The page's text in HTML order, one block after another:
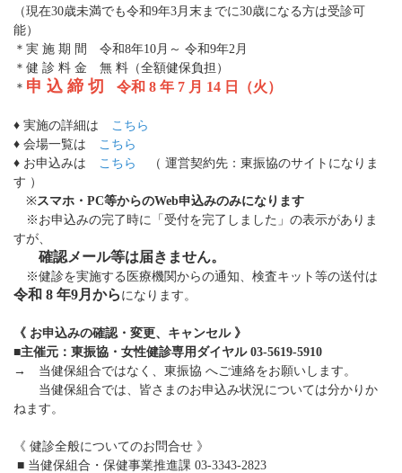
（現在30歳未満でも令和9年3月末までに30歳になる方は受診可
能）
＊実 施 期 間 令和8年10月～ 令和9年2月
＊健 診 料 金 無 料（全額健保負担）
＊ 申 込 締 切 令和 8 年 7 月 14 日（火）
♦ 実施の詳細は
こちら
♦ 会場一覧は
こちら
♦ お申込みは
こちら
（ 運営契約先：東振協のサイトになりま
す ）
※スマホ・PC等からのWeb申込みのみになります
※お申込みの完了時に「受付を完了しました」の表示がありま
すが、
確認メール等は届きません。
※健診を実施する医療機関からの通知、検査キット等の送付は
令和 8 年9月からになります。
《 お申込みの確認・変更、キャンセル 》
■主催元：東振協・女性健診専用ダイヤル 03-5619-5910
→ 当健保組合ではなく、東振協 へご連絡をお願いします。
当健保組合では、皆さまのお申込み状況については分かりか
ねます。
《 健診全般についてのお問合せ 》
■ 当健保組合・保健事業推進課 03-3343-2823